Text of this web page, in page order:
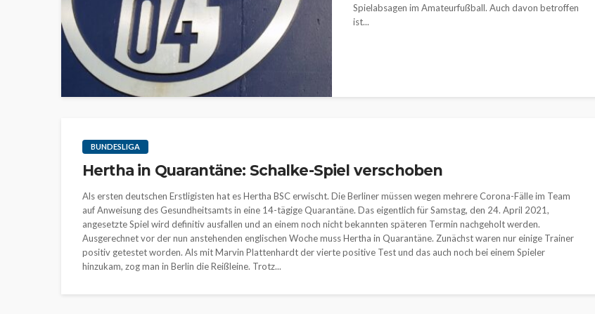
Spielabsagen im Amateurfußball. Auch davon betroffen
ist...
BUNDESLIGA
Hertha in Quarantäne: Schalke-Spiel verschoben
Als ersten deutschen Erstligisten hat es Hertha BSC erwischt. Die Berliner müssen wegen mehrere Corona-Fälle im Team
auf Anweisung des Gesundheitsamts in eine 14-tägige Quarantäne. Das eigentlich für Samstag, den 24. April 2021,
angesetzte Spiel wird definitiv ausfallen und an einem noch nicht bekannten späteren Termin nachgeholt werden.
Ausgerechnet vor der nun anstehenden englischen Woche muss Hertha in Quarantäne. Zunächst waren nur einige Trainer
positiv getestet worden. Als mit Marvin Plattenhardt der vierte positive Test und das auch noch bei einem Spieler
hinzukam, zog man in Berlin die Reißleine. Trotz...